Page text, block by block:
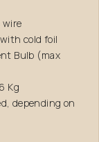
wire
cold foil
Bulb (max
Kg
depending on